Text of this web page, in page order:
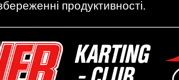
продуктивності.